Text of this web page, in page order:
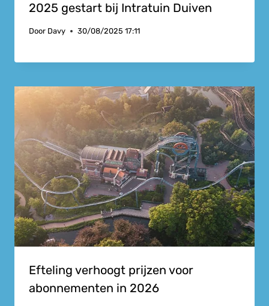
2025 gestart bij Intratuin Duiven
Door Davy 30/08/2025 17:11
Efteling verhoogt prijzen voor
abonnementen in 2026